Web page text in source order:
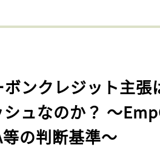
ボンクレジット主張
シュなのか？ 〜
の判断基準〜